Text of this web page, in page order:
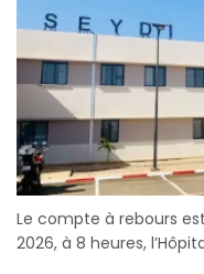
Le compte à rebours
2026, à 8 heures,